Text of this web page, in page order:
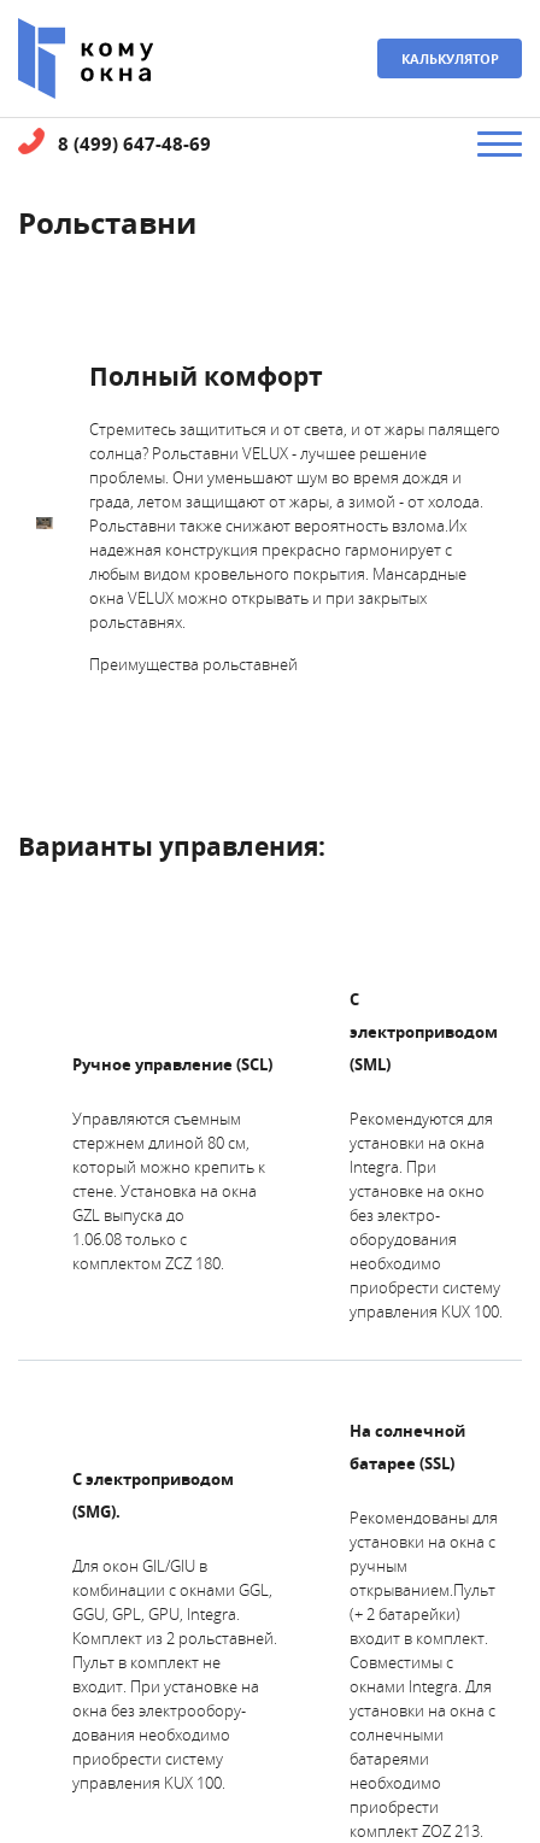
КАЛЬКУЛЯТОР
8 (499) 647-48-69
Рольставни
Полный комфорт
Стремитесь защититься и от света, и от жары палящего
солнца? Рольставни VELUX - лучшее решение
проблемы. Они уменьшают шум во время дождя и
града, летом защищают от жары, а зимой - от холода.
Рольставни также снижают вероятность взлома.Их
надежная конструкция прекрасно гармонирует с
любым видом кровельного покрытия. Мансардные
окна VELUX можно открывать и при закрытых
рольставнях.
Преимущества рольставней
Варианты управления:
Ручное управление (SCL)
Управляются съемным
стержнем длиной 80 см,
который можно крепить к
стене. Установка на окна
GZL выпуска до
1.06.08 только с
комплектом ZCZ 180.
С
электроприводом
(SML)
Рекомендуются для
установки на окна
Integra. При
установке на окно
без электро-
оборудования
необходимо
приобрести систему
управления KUX 100.
С электроприводом
(SMG).
Для окон GIL/GIU в
комбинации с окнами GGL,
GGU, GPL, GPU, Integra.
Комплект из 2 рольставней.
Пульт в комплект не
входит. При установке на
окна без электрообору-
дования необходимо
приобрести систему
управления KUX 100.
На солнечной
батарее (SSL)
Рекомендованы для
установки на окна с
ручным
открыванием.Пульт
(+ 2 батарейки)
входит в комплект.
Совместимы с
окнами Integra. Для
установки на окна с
солнечными
батареями
необходимо
приобрести
комплект ZOZ 213.